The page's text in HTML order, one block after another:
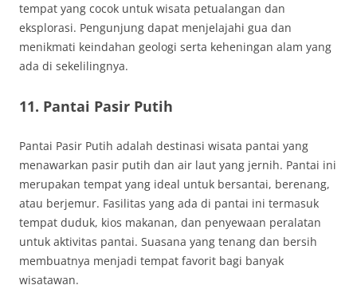
tempat yang cocok untuk wisata petualangan dan
eksplorasi. Pengunjung dapat menjelajahi gua dan
menikmati keindahan geologi serta keheningan alam yang
ada di sekelilingnya.
11. Pantai Pasir Putih
Pantai Pasir Putih adalah destinasi wisata pantai yang
menawarkan pasir putih dan air laut yang jernih. Pantai ini
merupakan tempat yang ideal untuk bersantai, berenang,
atau berjemur. Fasilitas yang ada di pantai ini termasuk
tempat duduk, kios makanan, dan penyewaan peralatan
untuk aktivitas pantai. Suasana yang tenang dan bersih
membuatnya menjadi tempat favorit bagi banyak
wisatawan.